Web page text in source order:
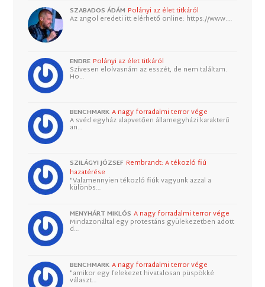
SZABADOS ÁDÁM Polányi az élet titkáról
Az angol eredeti itt elérhető online: https://www.…
ENDRE Polányi az élet titkáról
Szívesen elolvasnám az esszét, de nem találtam.
Ho…
BENCHMARK A nagy forradalmi terror vége
A svéd egyház alapvetően államegyházi karakterű
an…
SZILÁGYI JÓZSEF Rembrandt: A tékozló fiú
hazatérése
"Valamennyien tékozló fiúk vagyunk azzal a
különbs…
MENYHÁRT MIKLÓS A nagy forradalmi terror vége
Mindazonáltal egy protestáns gyülekezetben adott
d…
BENCHMARK A nagy forradalmi terror vége
"amikor egy felekezet hivatalosan püspökké
választ…